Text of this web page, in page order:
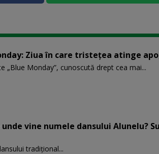
Ziua în care tristețea atinge
„Blue Monday”, cunoscută drept cea mai...
vine numele dansului Alunelu?
tradițional...